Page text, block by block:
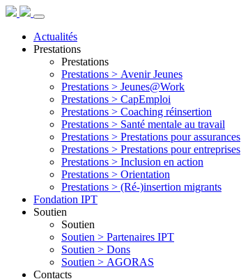
Actualités
Prestations
Prestations
Prestations > Avenir Jeunes
Prestations > Jeunes@Work
Prestations > CapEmploi
Prestations > Coaching réinsertion
Prestations > Santé mentale au travail
Prestations > Prestations pour assurances
Prestations > Prestations pour entreprises
Prestations > Inclusion en action
Prestations > Orientation
Prestations > (Ré-)insertion migrants
Fondation IPT
Soutien
Soutien
Soutien > Partenaires IPT
Soutien > Dons
Soutien > AGORAS
Contacts